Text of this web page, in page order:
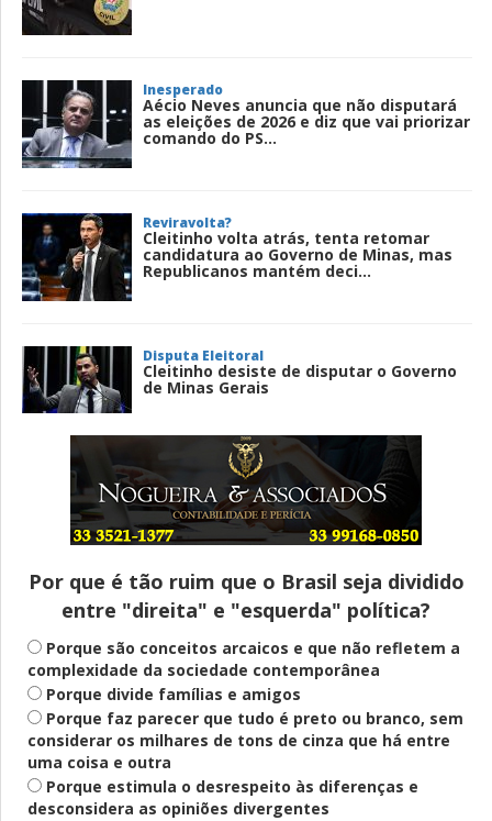
Inesperado
Aécio Neves anuncia que não disputará
as eleições de 2026 e diz que vai priorizar
comando do PS...
Reviravolta?
Cleitinho volta atrás, tenta retomar
candidatura ao Governo de Minas, mas
Republicanos mantém deci...
Disputa Eleitoral
Cleitinho desiste de disputar o Governo
de Minas Gerais
Entenda
Pix Pensão Alimentícia: entenda o que é
e como solicitar
Saúde Mental
Plataforma oferece escuta em saúde
mental para jovens no SUS Digital
Definido
PT lança Patrus Ananias como candidato
ao governo de Minas Gerais
Por que é tão ruim que o Brasil seja dividido
entre "direita" e "esquerda" política?
Porque são conceitos arcaicos e que não refletem a
complexidade da sociedade contemporânea
Porque divide famílias e amigos
Porque faz parecer que tudo é preto ou branco, sem
considerar os milhares de tons de cinza que há entre
uma coisa e outra
Porque estimula o desrespeito às diferenças e
desconsidera as opiniões divergentes